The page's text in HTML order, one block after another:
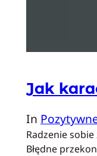
Jak
In
Radzenie
Błędne